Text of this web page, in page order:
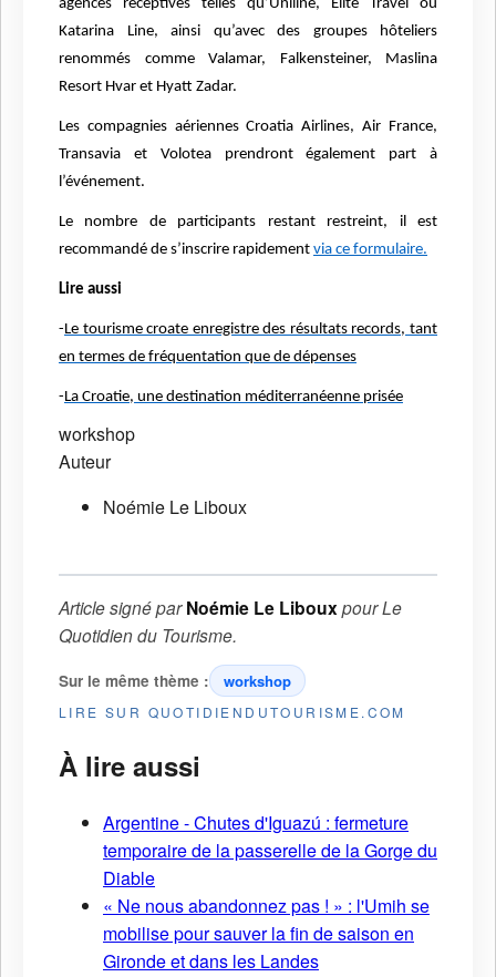
agences réceptives telles qu’Uniline, Elite Travel ou
Katarina Line, ainsi qu’avec des groupes hôteliers
renommés comme Valamar, Falkensteiner, Maslina
Resort Hvar et Hyatt Zadar.
Les compagnies aériennes Croatia Airlines, Air France,
Transavia et Volotea prendront également part à
l’événement.
Le nombre de participants restant restreint, il est
recommandé de s’inscrire rapidement via ce formulaire.
Lire aussi
-Le tourisme croate enregistre des résultats records, tant
en termes de fréquentation que de dépenses
-La Croatie, une destination méditerranéenne prisée
workshop
Auteur
Noémie Le Liboux
Article signé parNoémie Le LibouxpourLe
Quotidien du Tourisme.
Sur le même thème : workshop
LIRE SUR QUOTIDIENDUTOURISME.COM
À lire aussi
Argentine - Chutes d'Iguazú : fermeture
temporaire de la passerelle de la Gorge du
Diable
« Ne nous abandonnez pas ! » : l'Umih se
mobilise pour sauver la fin de saison en
Gironde et dans les Landes